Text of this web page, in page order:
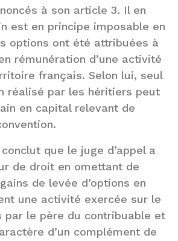
à son article 3. Il en
est en principe imposable en
options ont été attribuées à
rémunération d’une activité
français. Selon lui, seul
réalisé par les héritiers peut
en capital relevant de
que le juge d’appel a
de droit en omettant de
de levée d’options en
une activité exercée sur le
le père du contribuable et
d’un complément de